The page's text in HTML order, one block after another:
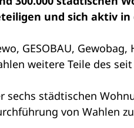
und sich aktiv
GESOBAU,
weitere Teile des
sechs städtischen
von Wahlen